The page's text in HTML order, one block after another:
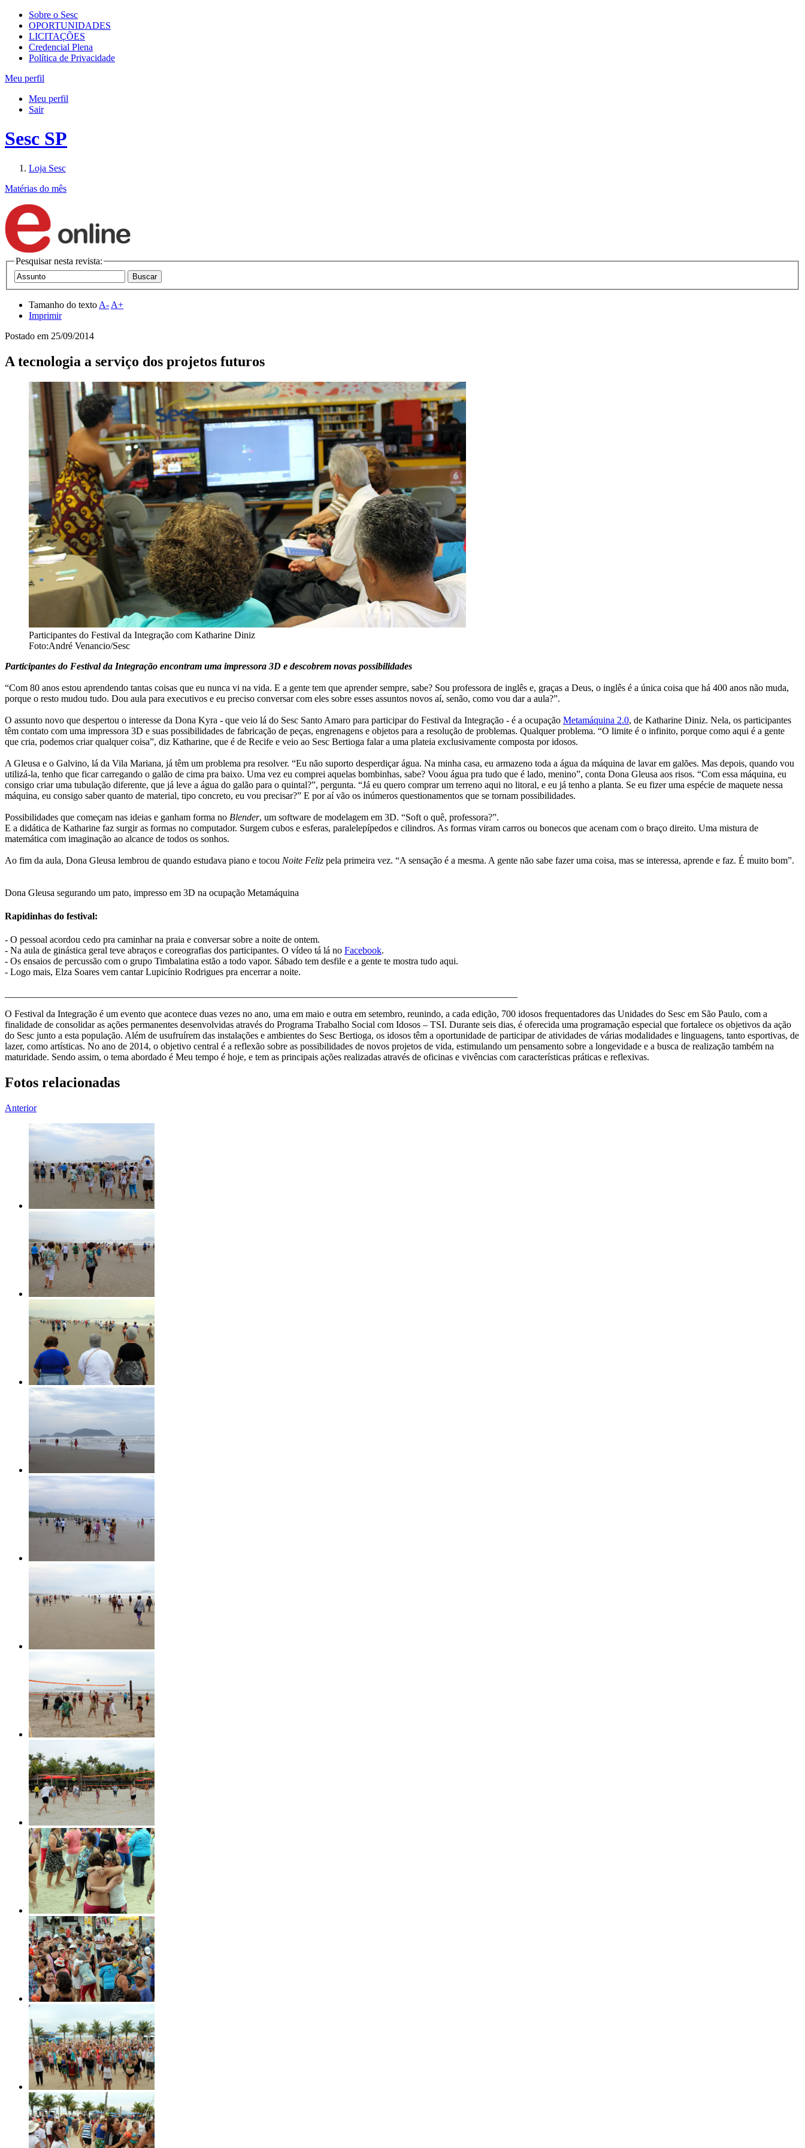
Sobre o Sesc
OPORTUNIDADES
LICITAÇÕES
Credencial Plena
Política de Privacidade
Meu perfil
Meu perfil
Sair
Sesc SP
Loja Sesc
Matérias do mês
Pesquisar nesta revista:
Tamanho do texto A- A+
Imprimir
Postado em 25/09/2014
A tecnologia a serviço dos projetos futuros
Participantes do Festival da Integração com Katharine Diniz
Foto:André Venancio/Sesc
Participantes do Festival da Integração encontram uma impressora 3D e descobrem novas possibilidades
“Com 80 anos estou aprendendo tantas coisas que eu nunca vi na vida. E a gente tem que aprender sempre, sabe? Sou professora de inglês e, graças a Deus, o inglês é a única coisa que há 400 anos não muda,
porque o resto mudou tudo. Dou aula para executivos e eu preciso conversar com eles sobre esses assuntos novos aí, senão, como vou dar a aula?”.
O assunto novo que despertou o interesse da Dona Kyra - que veio lá do Sesc Santo Amaro para participar do Festival da Integração - é a ocupação Metamáquina 2.0, de Katharine Diniz. Nela, os participantes
têm contato com uma impressora 3D e suas possibilidades de fabricação de peças, engrenagens e objetos para a resolução de problemas. Qualquer problema. “O limite é o infinito, porque como aqui é a gente
que cria, podemos criar qualquer coisa”, diz Katharine, que é de Recife e veio ao Sesc Bertioga falar a uma plateia exclusivamente composta por idosos.
A Gleusa e o Galvino, lá da Vila Mariana, já têm um problema pra resolver. “Eu não suporto desperdiçar água. Na minha casa, eu armazeno toda a água da máquina de lavar em galões. Mas depois, quando vou
utilizá-la, tenho que ficar carregando o galão de cima pra baixo. Uma vez eu comprei aquelas bombinhas, sabe? Voou água pra tudo que é lado, menino”, conta Dona Gleusa aos risos. “Com essa máquina, eu
consigo criar uma tubulação diferente, que já leve a água do galão para o quintal?”, pergunta. “Já eu quero comprar um terreno aqui no litoral, e eu já tenho a planta. Se eu fizer uma espécie de maquete nessa
máquina, eu consigo saber quanto de material, tipo concreto, eu vou precisar?” E por aí vão os inúmeros questionamentos que se tornam possibilidades.
Possibilidades que começam nas ideias e ganham forma no Blender, um software de modelagem em 3D. “Soft o quê, professora?”.
E a didática de Katharine faz surgir as formas no computador. Surgem cubos e esferas, paralelepípedos e cilindros. As formas viram carros ou bonecos que acenam com o braço direito. Uma mistura de
matemática com imaginação ao alcance de todos os sonhos.
Ao fim da aula, Dona Gleusa lembrou de quando estudava piano e tocou Noite Feliz pela primeira vez. “A sensação é a mesma. A gente não sabe fazer uma coisa, mas se interessa, aprende e faz. É muito bom”.
Dona Gleusa segurando um pato, impresso em 3D na ocupação Metamáquina
Rapidinhas do festival:
- O pessoal acordou cedo pra caminhar na praia e conversar sobre a noite de ontem.
- Na aula de ginástica geral teve abraços e coreografias dos participantes. O vídeo tá lá no Facebook.
- Os ensaios de percussão com o grupo Timbalatina estão a todo vapor. Sábado tem desfile e a gente te mostra tudo aqui.
- Logo mais, Elza Soares vem cantar Lupicínio Rodrigues pra encerrar a noite.
O Festival da Integração é um evento que acontece duas vezes no ano, uma em maio e outra em setembro, reunindo, a cada edição, 700 idosos frequentadores das Unidades do Sesc em São Paulo, com a
finalidade de consolidar as ações permanentes desenvolvidas através do Programa Trabalho Social com Idosos – TSI. Durante seis dias, é oferecida uma programação especial que fortalece os objetivos da ação
do Sesc junto a esta população. Além de usufruírem das instalações e ambientes do Sesc Bertioga, os idosos têm a oportunidade de participar de atividades de várias modalidades e linguagens, tanto esportivas, de
lazer, como artísticas. No ano de 2014, o objetivo central é a reflexão sobre as possibilidades de novos projetos de vida, estimulando um pensamento sobre a longevidade e a busca de realização também na
maturidade. Sendo assim, o tema abordado é Meu tempo é hoje, e tem as principais ações realizadas através de oficinas e vivências com características práticas e reflexivas.
Fotos relacionadas
Anterior